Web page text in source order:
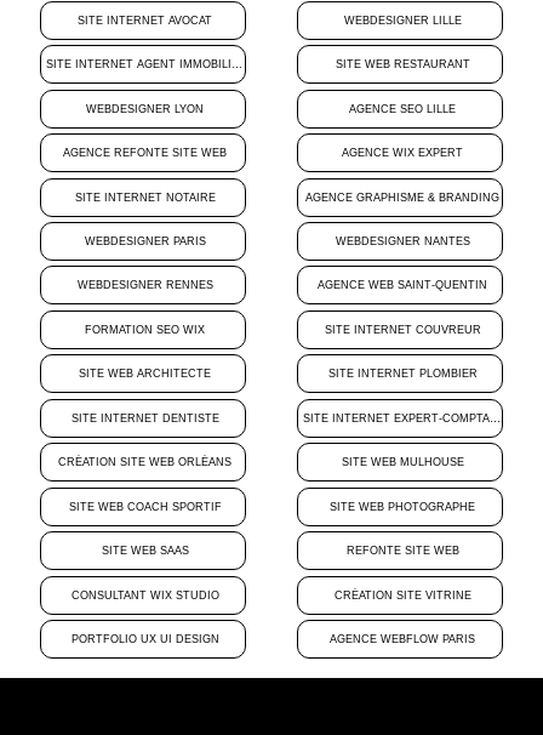
SITE INTERNET AVOCAT WEBDESIGNER LILLE
SITE INTERNET AGENT IMMOBILIER SITE WEB RESTAURANT
WEBDESIGNER LYON AGENCE SEO LILLE
AGENCE REFONTE SITE WEB AGENCE WIX EXPERT
SITE INTERNET NOTAIRE AGENCE GRAPHISME & BRANDING
WEBDESIGNER PARIS WEBDESIGNER NANTES
WEBDESIGNER RENNES AGENCE WEB SAINT-QUENTIN
FORMATION SEO WIX SITE INTERNET COUVREUR
SITE WEB ARCHITECTE SITE INTERNET PLOMBIER
SITE INTERNET DENTISTE
CRÉATION SITE WEB ORLÉANS SITE WEB MULHOUSE
SITE WEB COACH SPORTIF SITE WEB PHOTOGRAPHE
SITE WEB SAAS REFONTE SITE WEB
CONSULTANT WIX STUDIO CRÉATION SITE VITRINE
PORTFOLIO UX UI DESIGN AGENCE WEBFLOW PARIS